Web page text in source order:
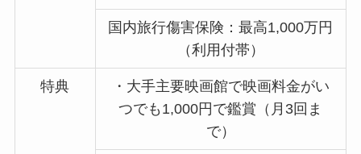
国内旅行傷害保険：最高1,000万円
（利用付帯）
特典
・大手主要映画館で映画料金がい
つでも1,000円で鑑賞（月3回ま
で）